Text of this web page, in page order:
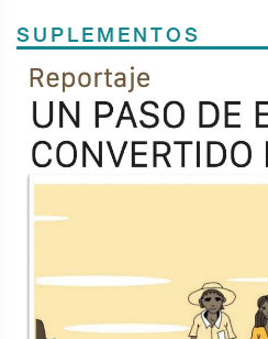
SUPLEMENTOS